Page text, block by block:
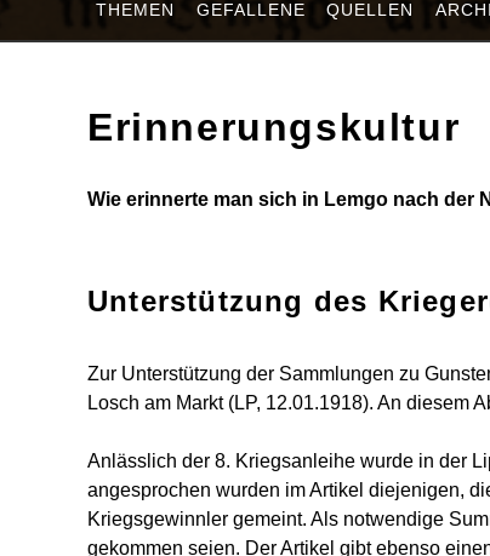
THEMEN GEFALLENE QUELLEN
Erinnerungskultur
Wie erinnerte man sich in Lemgo nach der
Unterstützung des
Zur Unterstützung der Sammlungen zu
Losch am Markt (LP, 12.01.1918). An diesem
Anlässlich der 8. Kriegsanleihe wurde in der
angesprochen wurden im Artikel diejenigen,
Kriegsgewinnler gemeint. Als notwendige
gekommen seien. Der Artikel gibt ebenso